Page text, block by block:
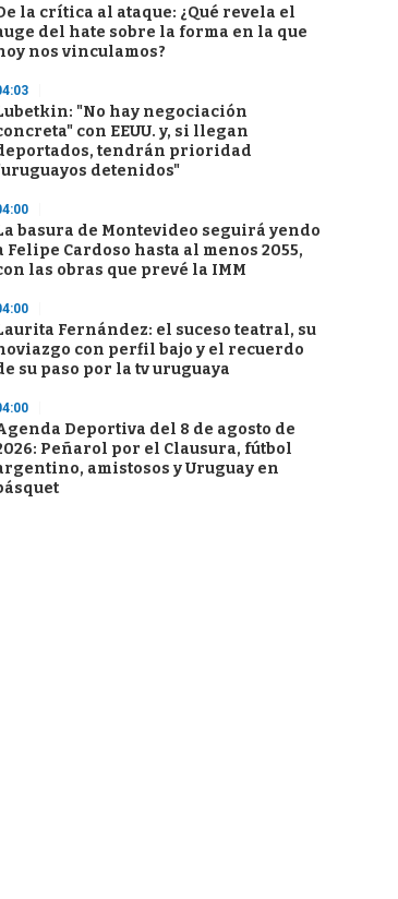
la crítica al ataque: ¿Qué revela el
del hate sobre la forma en la que
nos vinculamos?
"No hay negociación
con EEUU. y, si llegan
tendrán prioridad
detenidos"
basura de Montevideo seguirá yendo
Felipe Cardoso hasta al menos 2055,
las obras que prevé la IMM
Fernández: el suceso teatral, su
con perfil bajo y el recuerdo
su paso por la tv uruguaya
Deportiva del 8 de agosto de
Peñarol por el Clausura, fútbol
amistosos y Uruguay en